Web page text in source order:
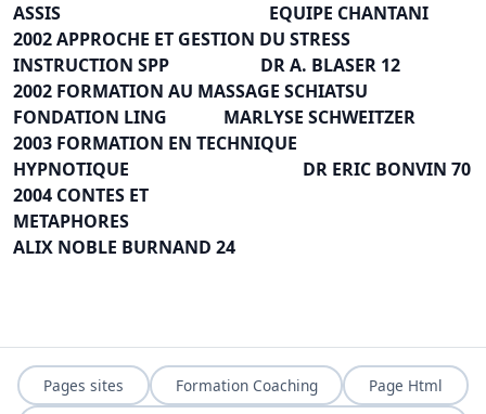
ASSIS EQUIPE CHANTANI
2002 APPROCHE ET GESTION DU STRESS
INSTRUCTION SPP DR A. BLASER 12
2002 FORMATION AU MASSAGE SCHIATSU
FONDATION LING MARLYSE SCHWEITZER
2003 FORMATION EN TECHNIQUE
HYPNOTIQUE DR ERIC BONVIN 70
2004 CONTES ET
METAPHORES
ALIX NOBLE BURNAND 24
Pages sites Formation Coaching
Page Html